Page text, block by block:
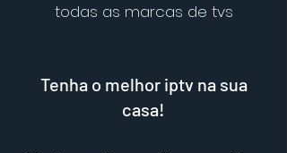
todas as marcas de tvs
Tenha o melhor iptv na sua
casa!